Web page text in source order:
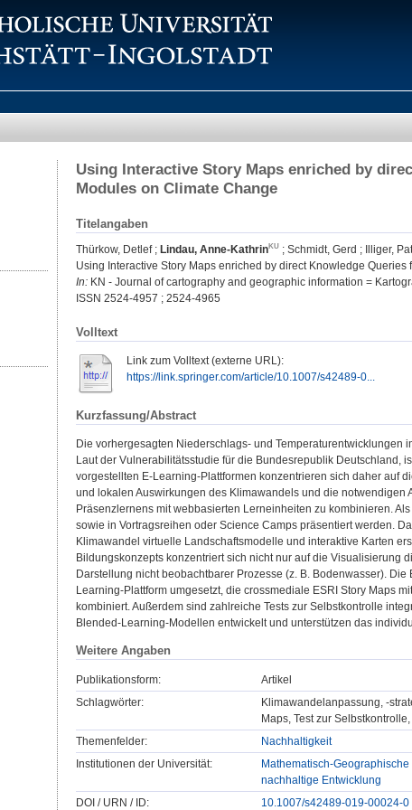
Using Interactive Story Maps enriched by
Modules on Climate Change
Titelangaben
Thürkow, Detlef; Lindau, Anne-Kathrin ; Schmidt, Gerd ; Illiger,
Using Interactive Story Maps enriched by direct Knowledge
In: KN - Journal of cartography and geographic information =
ISSN 2524-4957 ; 2524-4965
Volltext
Link zum Volltext (externe URL):
https://link.springer.com/article/10.1007/s42489-0...
Kurzfassung/Abstract
Die vorhergesagten Niederschlags- und
Laut der Vulnerabilitätsstudie für die Bundesrepublik Deutschland,
vorgestellten E-Learning-Plattformen konzentrieren sich daher auf
und lokalen Auswirkungen des Klimawandels und die
Präsenzlernens mit webbasierten Lerneinheiten zu kombinieren.
sowie in Vortragsreihen oder Science Camps präsentiert werden.
Klimawandel virtuelle Landschaftsmodelle und interaktive Karten
Bildungskonzepts konzentriert sich nicht nur auf die Visualisierung
Darstellung nicht beobachtbarer Prozesse (z. B. Bodenwasser).
Learning-Plattform umgesetzt, die crossmediale ESRI Story Maps
kombiniert. Außerdem sind zahlreiche Tests zur Selbstkontrolle
Blended-Learning-Modellen entwickelt und unterstützen das
Weitere Angaben
Publikationsform:
Artikel
Schlagwörter:
Klimawandelanpassung, -
Maps, Test zur
Themenfelder:
Nachhaltigkeit
Institutionen der Universität:
Mathematisch-
nachhaltige Entwicklung
DOI / URN / ID:
10.1007/s42489-019-00024-0